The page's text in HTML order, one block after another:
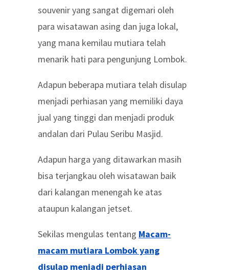
souvenir yang sangat digemari oleh
para wisatawan asing dan juga lokal,
yang mana kemilau mutiara telah
menarik hati para pengunjung Lombok.
Adapun beberapa mutiara telah disulap
menjadi perhiasan yang memiliki daya
jual yang tinggi dan menjadi produk
andalan dari Pulau Seribu Masjid.
Adapun harga yang ditawarkan masih
bisa terjangkau oleh wisatawan baik
dari kalangan menengah ke atas
ataupun kalangan jetset.
Sekilas mengulas tentang Macam-
macam mutiara Lombok yang
disulap menjadi perhiasan